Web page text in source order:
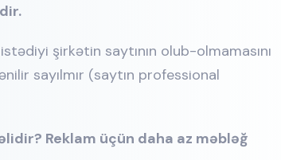
şirkətin saytının olub-olmamasını
sayılmır (saytın professional
Reklam üçün daha az məbləğ